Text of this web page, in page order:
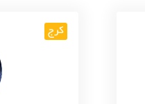
کرج